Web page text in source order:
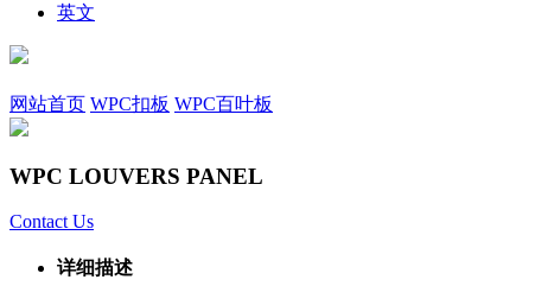
英文
网站首页 WPC扣板 WPC百叶板
WPC LOUVERS PANEL
Contact Us
详细描述